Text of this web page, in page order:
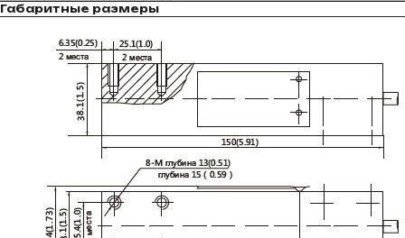
Габаритные размеры